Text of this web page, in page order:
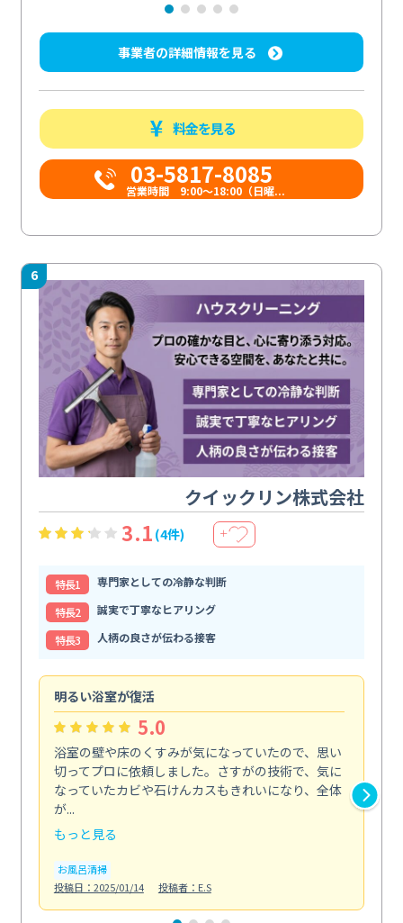
事業者の詳細情報を見る
料金を見る
03-5817-8085
営業時間 9:00～18:00（日曜...
6
クイックリン株式会社
3.1 (4件) ＋
特⻑1
専門家としての冷静な判断
特⻑2
誠実で丁寧なヒアリング
特⻑3
人柄の良さが伝わる接客
明るい浴室が復活
5.0
浴室の壁や床のくすみが気になっていたので、思い
切ってプロに依頼しました。さすがの技術で、気に
なっていたカビや石けんカスもきれいになり、全体
が...
もっと見る
お風呂清掃
投稿日：2025/01/14
投稿者：E.S